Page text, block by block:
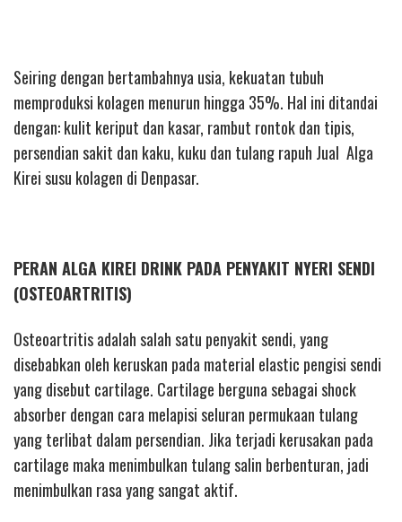
Seiring dengan bertambahnya usia, kekuatan tubuh
memproduksi kolagen menurun hingga 35%. Hal ini ditandai
dengan: kulit keriput dan kasar, rambut rontok dan tipis,
persendian sakit dan kaku, kuku dan tulang rapuh Jual Alga
Kirei susu kolagen di Denpasar.
PERAN ALGA KIREI DRINK PADA PENYAKIT NYERI SENDI
(OSTEOARTRITIS)
Osteoartritis adalah salah satu penyakit sendi, yang
disebabkan oleh keruskan pada material elastic pengisi sendi
yang disebut cartilage. Cartilage berguna sebagai shock
absorber dengan cara melapisi seluran permukaan tulang
yang terlibat dalam persendian. Jika terjadi kerusakan pada
cartilage maka menimbulkan tulang salin berbenturan, jadi
menimbulkan rasa yang sangat aktif.